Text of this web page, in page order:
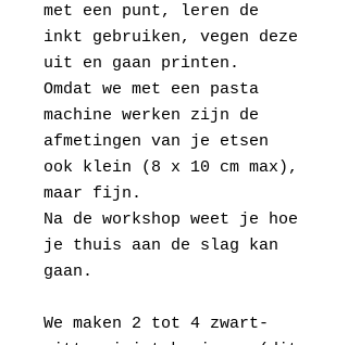
met een punt, leren de
inkt gebruiken, vegen deze
uit en gaan printen.
Omdat we met een pasta
machine werken zijn de
afmetingen van je etsen
ook klein (8 x 10 cm max),
maar fijn.
Na de workshop weet je hoe
je thuis aan de slag kan
gaan.
We maken 2 tot 4 zwart-